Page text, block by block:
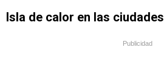
Isla de calor en las ciudades
Publicidad